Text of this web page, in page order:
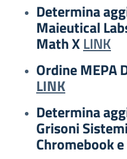
Determina
Maieutical
Math XLINK
Ordine MEPA
LINK
Determina
Grisoni
Chromebook